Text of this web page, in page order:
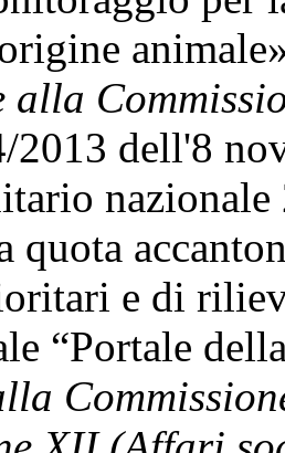
alla
dell'8
quota
e di
“Portale